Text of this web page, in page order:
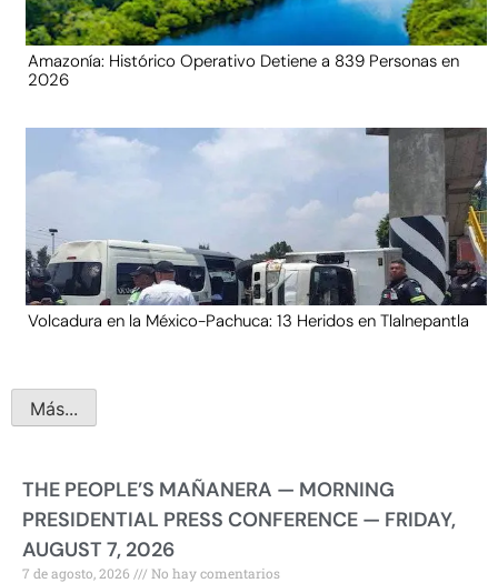
Amazonía: Histórico Operativo Detiene a 839 Personas en
2026
Volcadura en la México-Pachuca: 13 Heridos en Tlalnepantla
Más...
THE PEOPLE’S MAÑANERA — MORNING
PRESIDENTIAL PRESS CONFERENCE — FRIDAY,
AUGUST 7, 2026
7 de agosto, 2026 No hay comentarios